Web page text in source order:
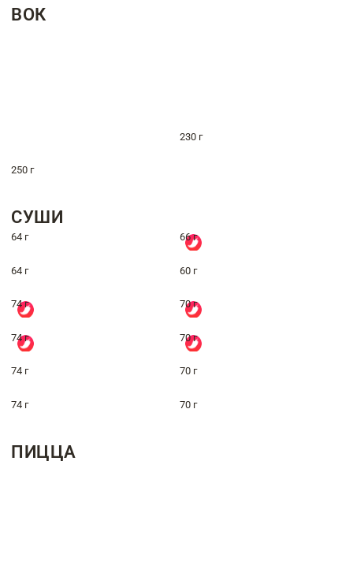
ВОК
230 г
250 г
СУШИ
64 г 66 г
64 г 60 г
74 г 70 г
74 г 70 г
74 г 70 г
74 г 70 г
ПИЦЦА